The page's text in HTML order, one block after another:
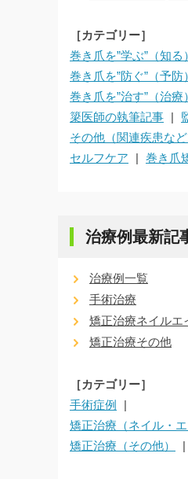
［カテゴリー］
巻き爪を”学ぶ”（知る）
巻き爪を”防ぐ”（予防）
巻き爪を”治す”（治療）
簗医師の執筆記事
その他（関連疾患など
セルフケア
巻き爪
治療例最新記
治療例一覧
手術治療
矯正治療ネイルエ
矯正治療その他
［カテゴリー］
手術症例
矯正治療（ネイル・エ
矯正治療（その他）